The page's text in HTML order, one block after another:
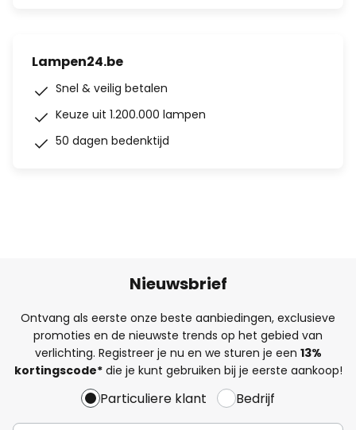
Lampen24.be
Snel & veilig betalen
Keuze uit 1.200.000 lampen
50 dagen bedenktijd
Nieuwsbrief
Ontvang als eerste onze beste aanbiedingen, exclusieve
promoties en de nieuwste trends op het gebied van
verlichting. Registreer je nu en we sturen je een 13%
kortingscode*die je kunt gebruiken bij je eerste aankoop!
Particuliere klant Bedrijf